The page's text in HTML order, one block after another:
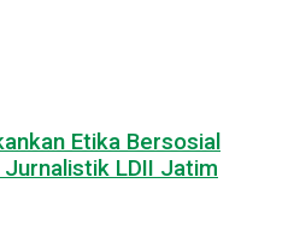
Etika Bersosial
LDII Jatim